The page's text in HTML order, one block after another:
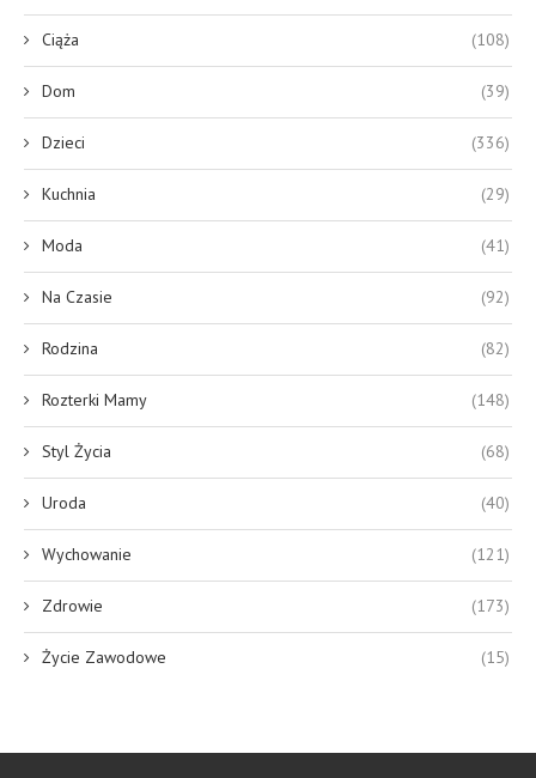
Ciąża (108)
Dom (39)
Dzieci (336)
Kuchnia (29)
Moda (41)
Na Czasie (92)
Rodzina (82)
Rozterki Mamy (148)
Styl Życia (68)
Uroda (40)
Wychowanie (121)
Zdrowie (173)
Życie Zawodowe (15)